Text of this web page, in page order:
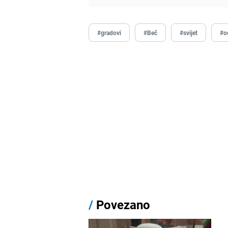
#gradovi #Beč #svijet
/ Povezano